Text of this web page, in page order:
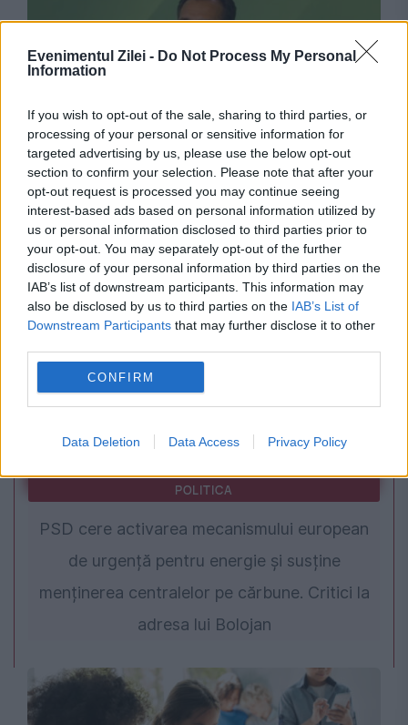
Evenimentul Zilei - Do Not Process My Personal
Information
If you wish to opt-out of the sale, sharing to third parties, or
processing of your personal or sensitive information for
targeted advertising by us, please use the below opt-out
section to confirm your selection. Please note that after your
opt-out request is processed you may continue seeing
interest-based ads based on personal information utilized by
us or personal information disclosed to third parties prior to
your opt-out. You may separately opt-out of the further
disclosure of your personal information by third parties on the
IAB’s list of downstream participants. This information may
also be disclosed by us to third parties on the IAB’s List of
Downstream Participants that may further disclose it to other
CONFIRM
Data Deletion Data Access Privacy Policy
POLITICA
Marșul Asociației „Calea Neamului” nu a primit
avizul Primăriei. Anunțul organizatorilor
tensionează situația înaintea protestului
POLITICA
PSD cere activarea mecanismului european
de urgență pentru energie și susține
menținerea centralelor pe cărbune. Critici la
adresa lui Bolojan